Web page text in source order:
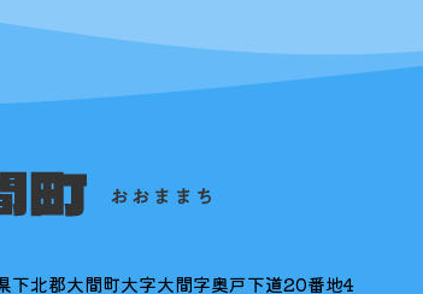
下北郡大間町大字大間字奥戸下道20番地4